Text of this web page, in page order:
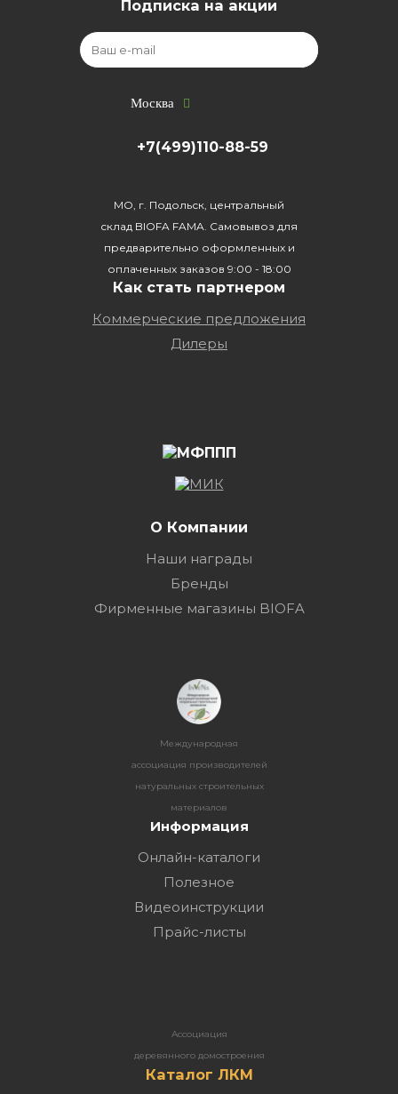
Подписка на акции
Москва
+7(499)110-88-59
МО, г. Подольск, центральный
склад BIOFA FAMA. Самовывоз для
предварительно оформленных и
оплаченных заказов 9:00 - 18:00
Как стать партнером
Коммерческие предложения
Дилеры
О Компании
Наши награды
Бренды
Фирменные магазины BIOFA
Международная
ассоциация производителей
натуральных строительных
материалов
Информация
Онлайн-каталоги
Полезное
Видеоинструкции
Прайс-листы
Ассоциация
деревянного домостроения
Каталог ЛКМ